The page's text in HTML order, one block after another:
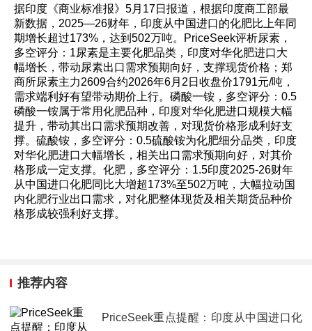
据印度《商业标准报》5月17日报道，根据印度商工部最
新数据，2025—26财年，印度从中国进口的化肥比上年同
期增长超过173%，达到502万吨。PriceSeek评析尿素，
多空评分：1尿素是主要化肥品类，印度对华化肥进口大
幅增长，带动尿素出口需求预期向好，支撑现货价格；郑
商所尿素主力2609合约2026年6月2日收盘价1791元/吨，
需求端利好有望带动期价上行。磷酸一铵，多空评分：0.5
磷酸一铵属于常用化肥品种，印度对华化肥进口规模大幅
提升，带动其出口需求预期改善，对现货价格形成利好支
撑。硫酸铵，多空评分：0.5硫酸铵为化肥细分品类，印度
对华化肥进口大幅增长，相关出口需求预期向好，对其价
格形成一定支撑。化肥，多空评分：1.5印度2025-26财年
从中国进口化肥同比大增超173%至502万吨，大幅拉动国
内化肥行业出口需求，对化肥整体现货及相关期货品种价
格形成较强利好支撑。
推荐内容
PriceSeek重点提醒：印度从中国进口化